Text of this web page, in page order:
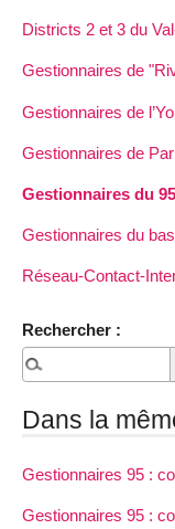
Districts 2 et 3 du
Gestionnaires de
Gestionnaires de
Gestionnaires de
Gestionnaires du 95
Gestionnaires du
Réseau-Contact-
Rechercher :
Dans la
Gestionnaires 95 :
Gestionnaires 95 :